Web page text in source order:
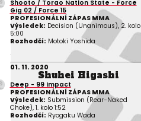
Shooto / Torao Nation State - Force
Gig 02 / Force 15
PROFESIONÁLNÍ ZÁPAS MMA
Výsledek: Decision (Unanimous), 2. kolo
5:00
Rozhodčí: Motoki Yoshida
01. 11. 2020
Shuhei Higashi
Deep - 99 Impact
PROFESIONÁLNÍ ZÁPAS MMA
Výsledek: Submission (Rear-Naked
Choke), 1. kolo 1:52
Rozhodčí: Ryogaku Wada